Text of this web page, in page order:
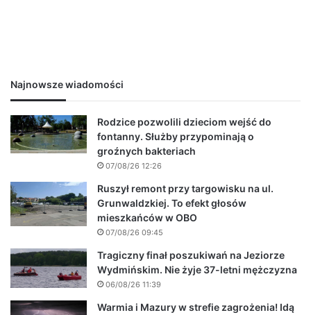
Najnowsze wiadomości
Rodzice pozwolili dzieciom wejść do
fontanny. Służby przypominają o
groźnych bakteriach
07/08/26 12:26
Ruszył remont przy targowisku na ul.
Grunwaldzkiej. To efekt głosów
mieszkańców w OBO
07/08/26 09:45
Tragiczny finał poszukiwań na Jeziorze
Wydmińskim. Nie żyje 37-letni mężczyzna
06/08/26 11:39
Warmia i Mazury w strefie zagrożenia! Idą